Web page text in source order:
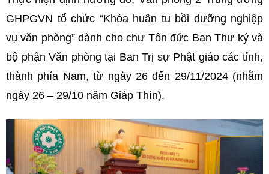
GHPGVN tổ chức “Khóa huân tu bồi dưỡng nghiệp
vụ văn phòng” dành cho chư Tôn đức Ban Thư ký và
bộ phận Văn phòng tại Ban Trị sự Phật giáo các tỉnh,
thành phía Nam, từ ngày 26 đến 29/11/2024 (nhằm
ngày 26 – 29/10 năm Giáp Thìn).